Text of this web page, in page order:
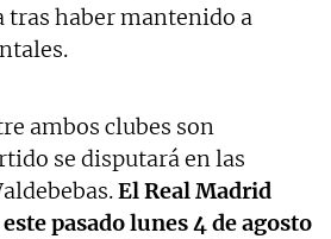
haber mantenido a
ambos clubes son
se disputará en las
El Real Madrid
pasado lunes 4 de agosto